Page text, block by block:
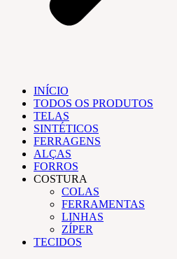
INÍCIO
TODOS OS PRODUTOS
TELAS
SINTÉTICOS
FERRAGENS
ALÇAS
FORROS
COSTURA
COLAS
FERRAMENTAS
LINHAS
ZÍPER
TECIDOS